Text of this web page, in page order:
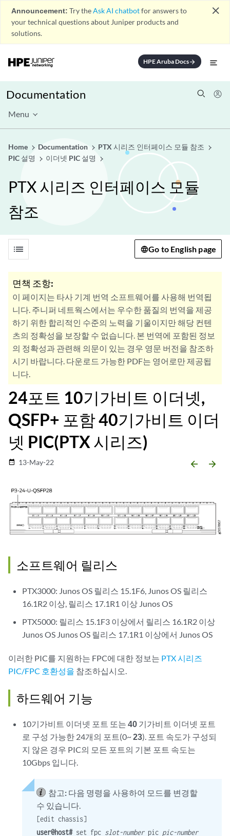
Announcement: Try theAsk AI chatbotfor answers to
your technical questions about Juniper products and
solutions.
close
HPE Aruba Docsarrow_forward
Documentation
Menu
Home Documentation
PTX 시리즈 인터페이스 모듈 참조
PIC 설명
이더넷 PIC 설명
PTX 시리즈 인터페이스 모듈
참조
list Go to English page
면책 조항:
이 페이지는 타사 기계 번역 소프트웨어를 사용해 번역됩
니다. 주니퍼 네트웍스에서는 우수한 품질의 번역을 제공
하기 위한 합리적인 수준의 노력을 기울이지만 해당 컨텐
츠의 정확성을 보장할 수 없습니다. 본 번역에 포함된 정보
의 정확성과 관련해 의문이 있는 경우 영문 버전을 참조하
시기 바랍니다. 다운로드 가능한 PDF는 영어로만 제공됩
니다.
24포트 10기가비트 이더넷,
QSFP+ 포함 40기가비트 이더
넷 PIC(PTX 시리즈)
date_range 13-May-22 arrow_backward arrow_forward
소프트웨어 릴리스
PTX3000: Junos OS 릴리스 15.1F6, Junos OS 릴리스
16.1R2 이상, 릴리스 17.1R1 이상 Junos OS
PTX5000: 릴리스 15.1F3 이상에서 릴리스 16.1R2 이상
Junos OS Junos OS 릴리스 17.1R1 이상에서 Junos OS
이러한 PIC를 지원하는 FPC에 대한 정보는 PTX 시리즈
PIC/FPC 호환성을 참조하십시오.
하드웨어 기능
10기가비트 이더넷 포트 또는40 기가비트 이더넷 포트
로 구성 가능한 24개의 포트(0~23). 포트 속도가 구성되
지 않은 경우 PIC의 모든 포트의 기본 포트 속도는
10Gbps 입니다.
참고: 다음 명령을 사용하여 모드를 변경할
수 있습니다.
[edit chassis]
user@host# set fpc slot-numberpic pic-number